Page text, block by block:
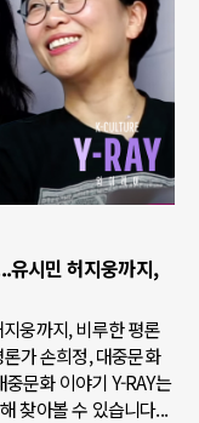
유시민 허지웅까지,
웅까지, 비루한 평론
가 손희정, 대중문화
문화 이야기 Y-RAY는
찾아볼 수 있습니다...